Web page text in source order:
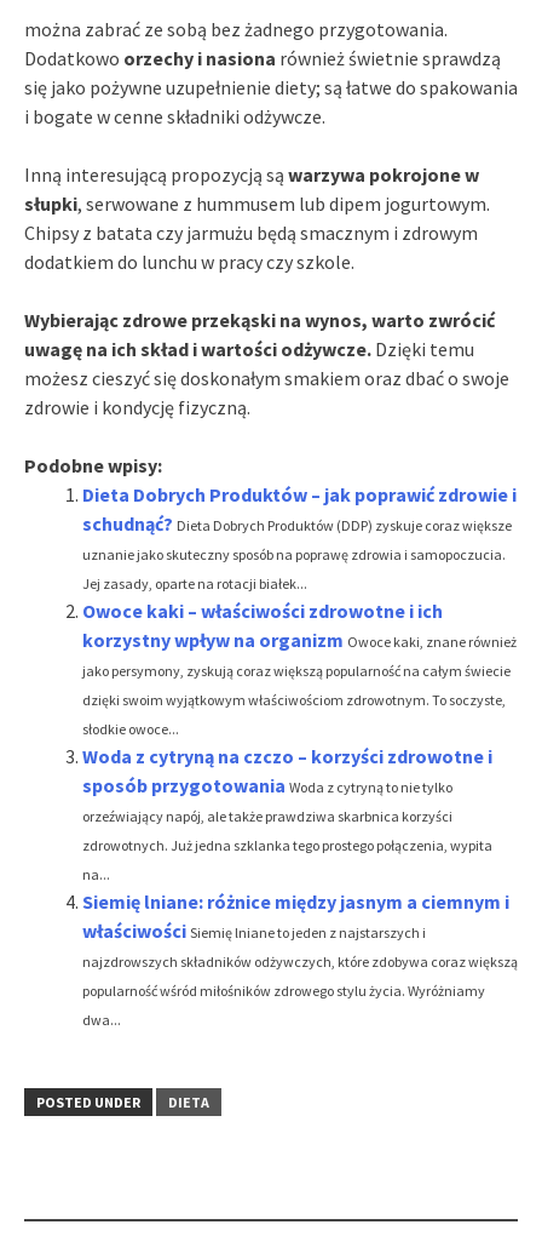
można zabrać ze sobą bez żadnego przygotowania.
Dodatkowo orzechy i nasiona również świetnie sprawdzą
się jako pożywne uzupełnienie diety; są łatwe do spakowania
i bogate w cenne składniki odżywcze.
Inną interesującą propozycją są warzywa pokrojone w
słupki, serwowane z hummusem lub dipem jogurtowym.
Chipsy z batata czy jarmużu będą smacznym i zdrowym
dodatkiem do lunchu w pracy czy szkole.
Wybierając zdrowe przekąski na wynos, warto zwrócić
uwagę na ich skład i wartości odżywcze. Dzięki temu
możesz cieszyć się doskonałym smakiem oraz dbać o swoje
zdrowie i kondycję fizyczną.
Podobne wpisy:
Dieta Dobrych Produktów – jak poprawić zdrowie i
schudnąć? Dieta Dobrych Produktów (DDP) zyskuje coraz większe
uznanie jako skuteczny sposób na poprawę zdrowia i samopoczucia.
Jej zasady, oparte na rotacji białek...
Owoce kaki – właściwości zdrowotne i ich
korzystny wpływ na organizm Owoce kaki, znane również
jako persymony, zyskują coraz większą popularność na całym świecie
dzięki swoim wyjątkowym właściwościom zdrowotnym. To soczyste,
słodkie owoce...
Woda z cytryną na czczo – korzyści zdrowotne i
sposób przygotowania Woda z cytryną to nie tylko
orzeźwiający napój, ale także prawdziwa skarbnica korzyści
zdrowotnych. Już jedna szklanka tego prostego połączenia, wypita
na...
Siemię lniane: różnice między jasnym a ciemnym i
właściwości Siemię lniane to jeden z najstarszych i
najzdrowszych składników odżywczych, które zdobywa coraz większą
popularność wśród miłośników zdrowego stylu życia. Wyróżniamy
dwa...
POSTED UNDER DIETA